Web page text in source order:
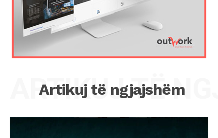
Artikuj të ngjajshëm
ARTIKUJ TË